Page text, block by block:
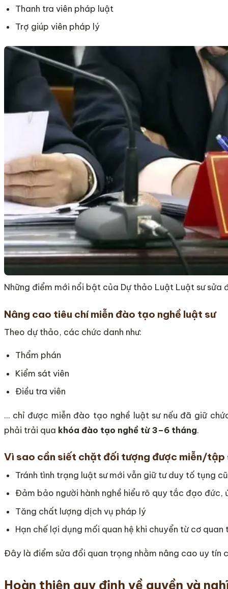
Thanh tra viên pháp luật
Trợ giúp viên pháp lý
Những điểm mới nổi bật của Dự thảo Luật Luật sư sửa
Nâng cao tiêu chí miễn đào tạo nghề luật sư
Theo dự thảo, các chức danh như:
Thẩm phán
Kiểm sát viên
Điều tra viên
… chỉ được miễn đào tạo nghề luật sư nếu đã giữ
phải trải qua khóa đào tạo nghề từ 3–6 tháng.
Vì sao cần siết chặt đối tượng được miễn/tập
Tránh tình trạng luật sư mới vẫn giữ tư duy tố tụng cũ
Đảm bảo người hành nghề hiểu rõ quy tắc đạo đức,
Tăng chất lượng dịch vụ pháp lý
Hạn chế lợi dụng mối quan hệ khi chuyển từ cơ
Đây là điểm sửa đổi quan trọng nhằm nâng cao uy tín
Hoàn thiện quy định về quyền và